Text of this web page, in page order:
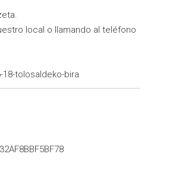
local o llamando al teléfono
tolosaldeko-bira